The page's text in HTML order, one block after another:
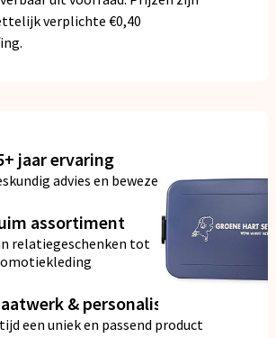
verplichte €0,40
jaar ervaring
advies en bewezen kwaliteit
assortiment
relatiegeschenken tot
& personalisatie
een uniek en passend product